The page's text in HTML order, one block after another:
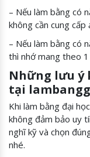
– Nếu làm bằng có
không cần cung
– Nếu làm bằng có
thì nhớ mang theo
Những lưu ý
tại
Khi làm bằng đại
không đảm bảo uy
nghĩ kỹ và chọn
nhé.